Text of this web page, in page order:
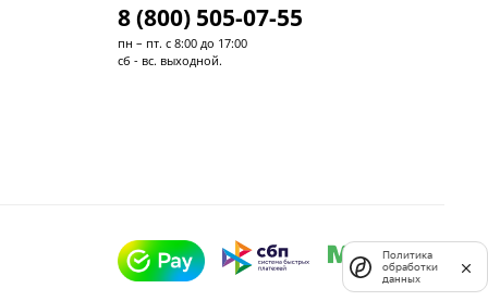
8 (800) 505-07-55
пн – пт. с 8:00 до 17:00
сб - вс. выходной.
Политика
обработки
данных